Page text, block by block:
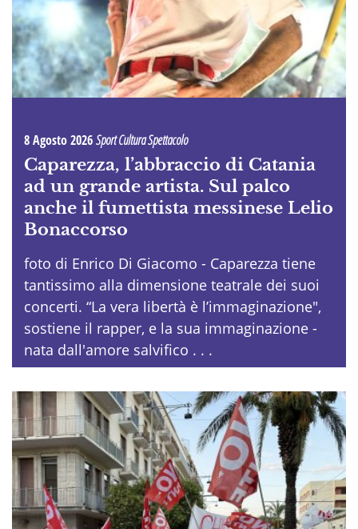
8 Agosto 2026Sport Cultura Spettacolo
Caparezza, l’abbraccio di Catania
ad un grande artista. Sul palco
anche il fumettista messinese Lelio
Bonaccorso
foto di Enrico Di Giacomo - Caparezza tiene
tantissimo alla dimensione teatrale dei suoi
concerti. “La vera libertà è l’immaginazione",
sostiene il rapper, e la sua immaginazione -
nata dall'amore salvifico . . .